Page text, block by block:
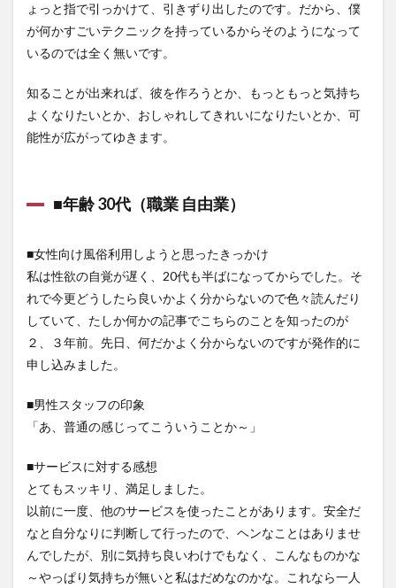
ょっと指で引っかけて、引きずり出したのです。だから、僕
が何かすごいテクニックを持っているからそのようになって
いるのでは全く無いです。
知ることが出来れば、彼を作ろうとか、もっともっと気持ち
よくなりたいとか、おしゃれしてきれいになりたいとか、可
能性が広がってゆきます。
■年齢 30代（職業 自由業）
■女性向け風俗利用しようと思ったきっかけ
私は性欲の自覚が遅く、20代も半ばになってからでした。そ
れで今更どうしたら良いかよく分からないので色々読んだり
していて、たしか何かの記事でこちらのことを知ったのが
２、３年前。先日、何だかよく分からないのですが発作的に
申し込みました。
■男性スタッフの印象
「あ、普通の感じってこういうことか～」
■サービスに対する感想
とてもスッキリ、満足しました。
以前に一度、他のサービスを使ったことがあります。安全だ
なと自分なりに判断して行ったので、ヘンなことはありませ
んでしたが、別に気持ち良いわけでもなく、こんなものかな
～やっぱり気持ちが無いと私はだめなのかな。これなら一人